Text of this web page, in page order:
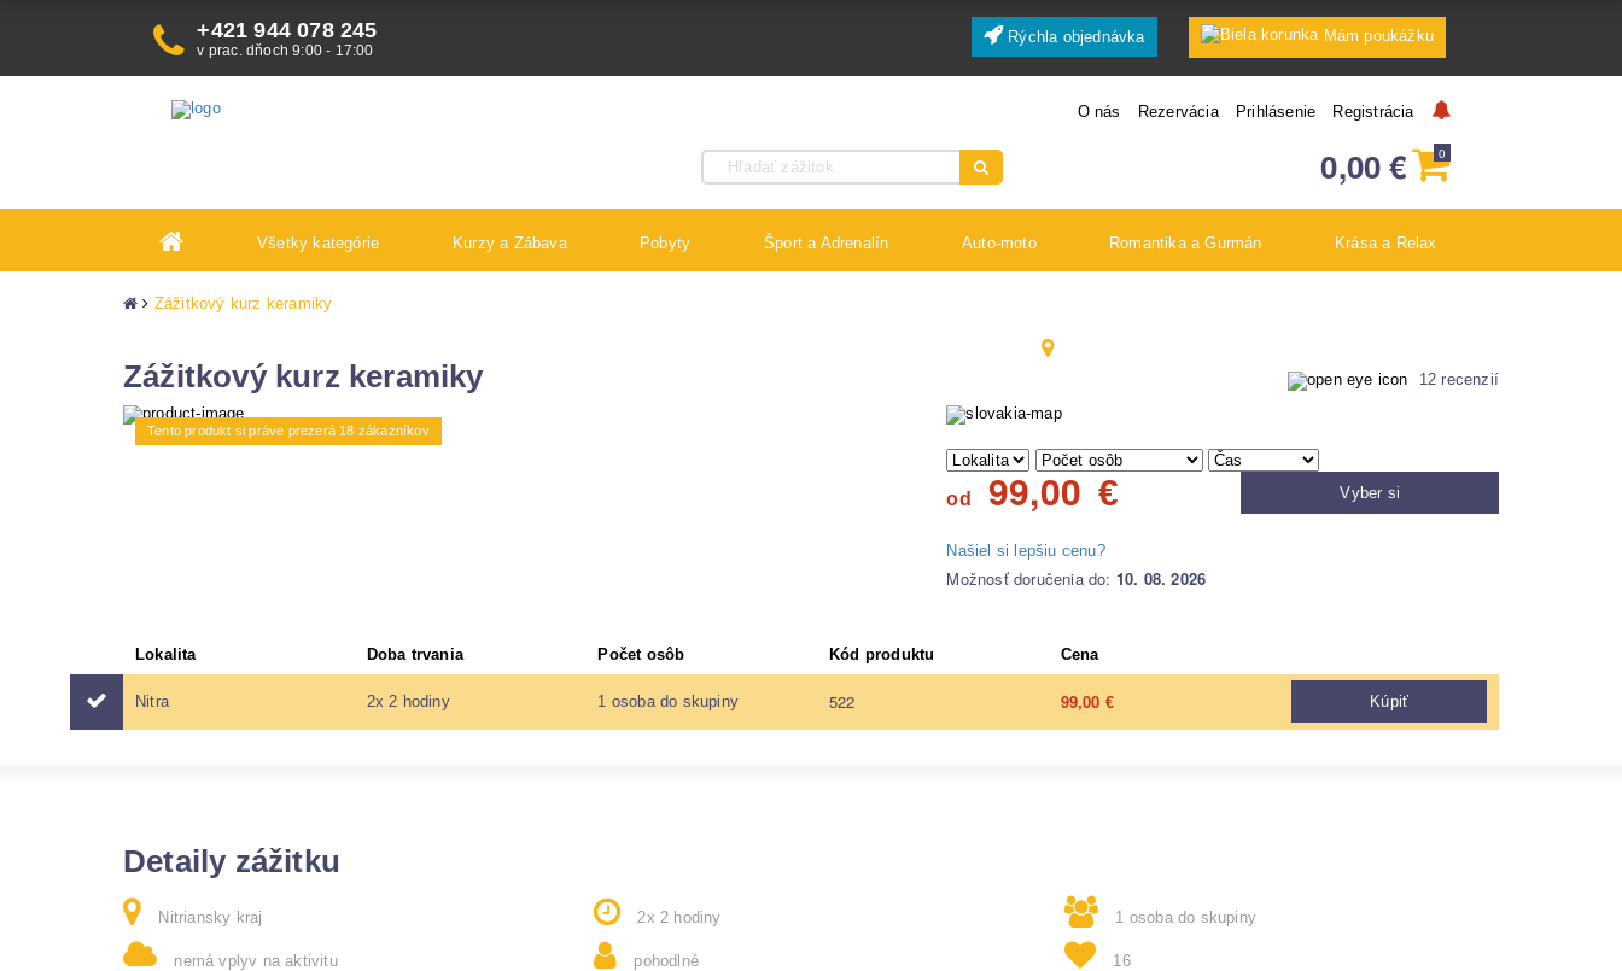
+421 944 078 245
v prac. dňoch 9:00 - 17:00
Rýchla objednávka Mám poukážku
O nás Rezervácia Prihlásenie Registrácia
0,00€ 0
Všetky kategórie Kurzy a Zábava Pobyty Šport a Adrenalín Auto-moto Romantika a Gurmán Krása a Relax
Zážitkový kurz keramiky
Zážitkový kurz keramiky 12 recenzií
Tento produkt si práve prezerá 18 zákazníkov
od 99,00 € Vyber si
Našiel si lepšiu cenu?
Možnosť doručenia do: 10. 08. 2026
Lokalita Doba trvania Počet osôb Kód produktu Cena
Nitra 2x 2 hodiny 1 osoba do skupiny 522 99,00 € Kúpiť
Detaily zážitku
Nitriansky kraj 2x 2 hodiny 1 osoba do skupiny
nemá vplyv na aktivitu pohodlné 16